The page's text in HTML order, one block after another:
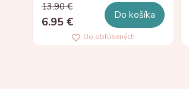
13.90 €
6.95 €
Do košíka
Do obľúbených